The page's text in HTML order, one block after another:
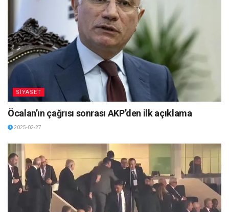
SİYASET
Öcalan’ın çağrısı sonrası AKP’den ilk açıklama
2025-02-27